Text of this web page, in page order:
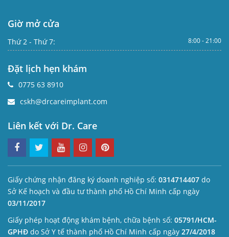
Giờ mở cửa
Thứ 2 - Thứ 7: 8:00 - 21:00
Đặt lịch hẹn khám
0775 63 8910
cskh@drcareimplant.com
Liên kết với Dr. Care
Giấy chứng nhận đăng ký doanh nghiệp số: 0314714407 do
Sở Kế hoạch và đầu tư thành phố Hồ Chí Minh cấp ngày
03/11/2017
Giấy phép hoạt động khám bệnh, chữa bệnh số: 05791/HCM-
GPHĐ do Sở Y tế thành phố Hồ Chí Minh cấp ngày 27/4/2018